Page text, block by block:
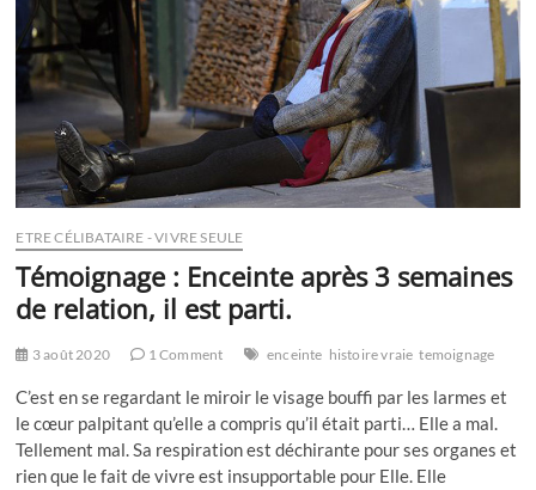
ETRE CÉLIBATAIRE - VIVRE SEULE
Témoignage : Enceinte après 3 semaines
de relation, il est parti.
3 août 2020 1 Comment enceinte histoire vraie temoignage
C’est en se regardant le miroir le visage bouffi par les larmes et
le cœur palpitant qu’elle a compris qu’il était parti… Elle a mal.
Tellement mal. Sa respiration est déchirante pour ses organes et
rien que le fait de vivre est insupportable pour Elle. Elle